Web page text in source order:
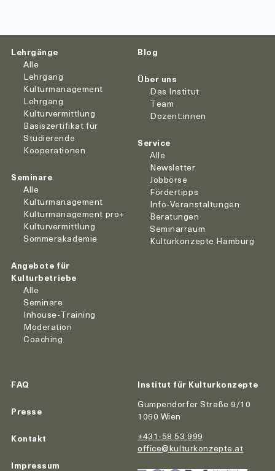
Lehrgänge
Alle
Lehrgang
Kulturmanagement
Lehrgang
Kulturvermittlung
Basiszertifikat für
Studierende
Kooperationen
Seminare
Alle
Kulturmanagement
Kulturmanagement pro+
Kulturvermittlung
Sommerakademie
Angebote für
Kulturbetriebe
Alle
Seminare
Inhouse-Training
Moderation
Coaching
Blog
Über uns
Das Institut
Team
Dozent:innen
Service
Alle
Newsletter
Jobbörse
Fördertipps
Info-Veranstaltungen
Beratungen
Seminarraum
Kulturkonzepte Hamburg
FAQ
Presse
Kontakt
Impressum
Institut für Kulturkonzepte
Gumpendorfer Straße 9/10
1060 Wien
+431-58 53 999
office@kulturkonzepte.at